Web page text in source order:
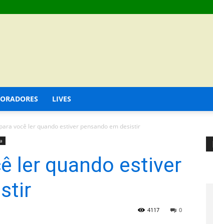
LIVES
você ler quando estiver pensando em desistir
ler quando estiver
0
4117